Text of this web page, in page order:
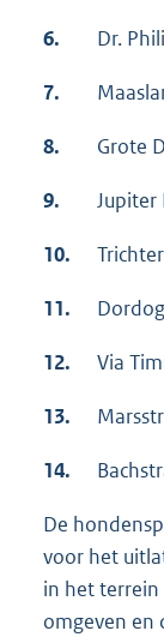
6. Dr.
7.
8. Grote
9. Jupiter
10.
11.
12. Via
13.
14.
De
voor het
in het
omgeven en